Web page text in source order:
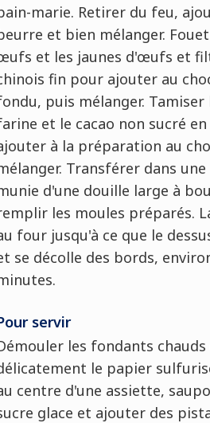
marie. Retirer du feu,
et bien mélanger.
et les jaunes d'œufs et
fin pour ajouter au
puis mélanger. Tamiser
et le cacao non sucré
à la préparation au
Transférer dans une
d'une douille large à
les moules préparés.
four jusqu'à ce que le
se décolle des bords,
servir
les fondants
le papier
centre d'une assiette,
glace et ajouter des